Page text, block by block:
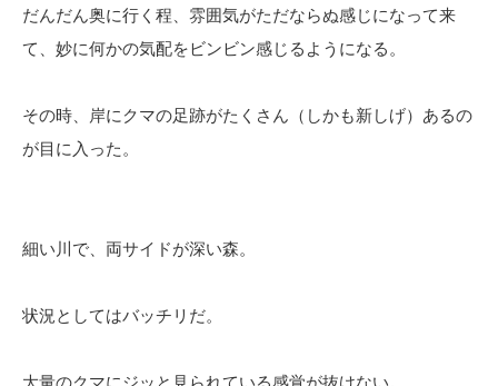
だんだん奥に行く程、雰囲気がただならぬ感じになって来
て、妙に何かの気配をビンビン感じるようになる。
その時、岸にクマの足跡がたくさん（しかも新しげ）あるの
が目に入った。
細い川で、両サイドが深い森。
状況としてはバッチリだ。
大量のクマにジッと見られている感覚が抜けない。